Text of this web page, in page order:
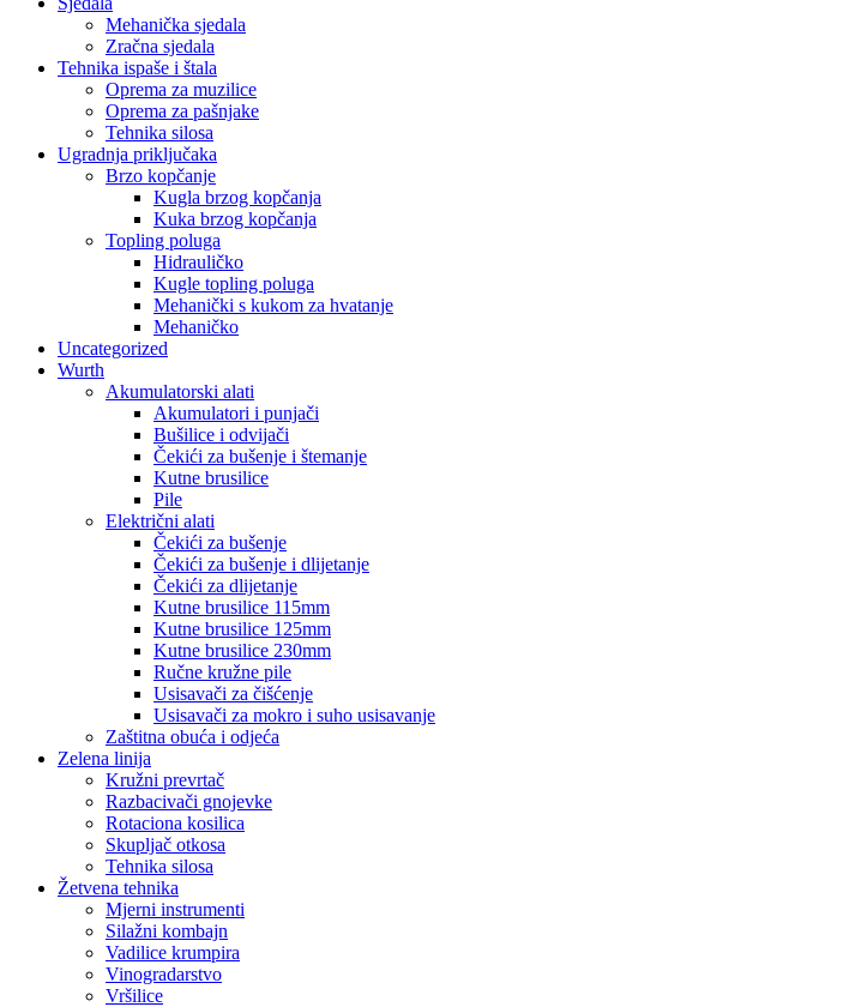
Mehanička sjedala
Zračna sjedala
Tehnika ispaše i štala
Oprema za muzilice
Oprema za pašnjake
Tehnika silosa
Ugradnja priključaka
Brzo kopčanje
Kugla brzog kopčanja
Kuka brzog kopčanja
Topling poluga
Hidrauličko
Kugle topling poluga
Mehanički s kukom za hvatanje
Mehaničko
Uncategorized
Wurth
Akumulatorski alati
Akumulatori i punjači
Bušilice i odvijači
Čekići za bušenje i štemanje
Kutne brusilice
Pile
Električni alati
Čekići za bušenje
Čekići za bušenje i dlijetanje
Čekići za dlijetanje
Kutne brusilice 115mm
Kutne brusilice 125mm
Kutne brusilice 230mm
Ručne kružne pile
Usisavači za čišćenje
Usisavači za mokro i suho usisavanje
Zaštitna obuća i odjeća
Zelena linija
Kružni prevrtač
Razbacivači gnojevke
Rotaciona kosilica
Skupljač otkosa
Tehnika silosa
Žetvena tehnika
Mjerni instrumenti
Silažni kombajn
Vadilice krumpira
Vinogradarstvo
Vršilice